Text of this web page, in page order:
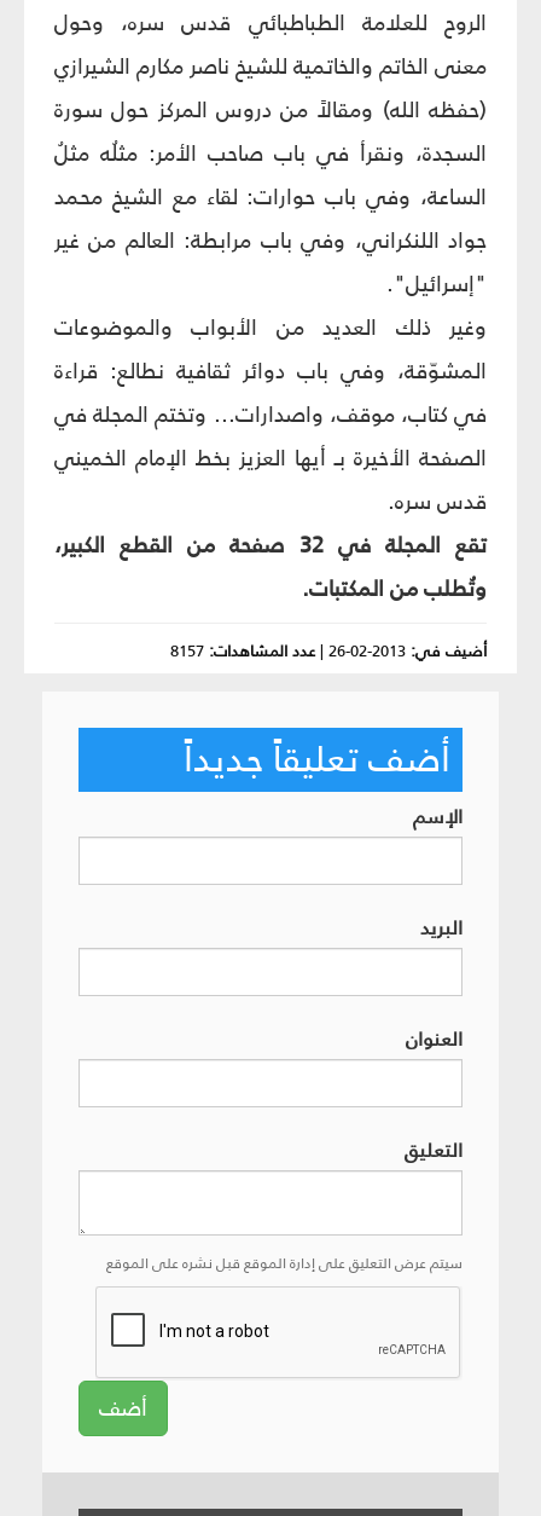
الروح للعلامة الطباطبائي قدس سره، وحول
معنى الخاتم والخاتمية للشيخ ناصر مكارم الشيرازي
(حفظه الله) ومقالاً من دروس المركز حول سورة
السجدة، ونقرأ في باب صاحب الأمر: مثلُه مثلُ
الساعة، وفي باب حوارات: لقاء مع الشيخ محمد
جواد اللنكراني، وفي باب مرابطة: العالم من غير
"إسرائيل".
وغير ذلك العديد من الأبواب والموضوعات
المشوّقة، وفي باب دوائر ثقافية نطالع: قراءة
في كتاب، موقف، واصدارات... وتختم المجلة في
الصفحة الأخيرة بـ أيها العزيز بخط الإمام الخميني
قدس سره.
تقع المجلة في 32 صفحة من القطع الكبير،
وتُطلب من المكتبات.
أضيف في: 2013-02-26
|عدد المشاهدات: 8157
أضف تعليقاً جديداً
الإسم
البريد
العنوان
التعليق
سيتم عرض التعليق على إدارة الموقع قبل نشره على الموقع
أضف